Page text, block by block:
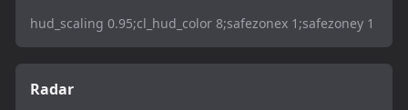
hud_scaling 0.95;cl_hud_color 8;safezonex 1;safezoney 1
Radar